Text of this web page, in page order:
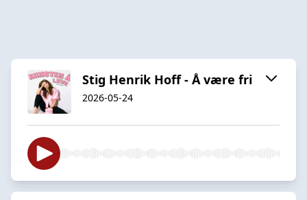
Stig Henrik Hoff - Å være fri
2026-05-24